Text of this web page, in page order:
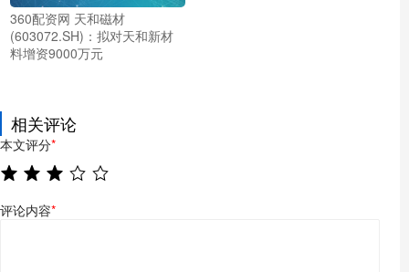
360配资网 天和磁材
(603072.SH)：拟对天和新材
料增资9000万元
相关评论
本文评分*
评论内容*